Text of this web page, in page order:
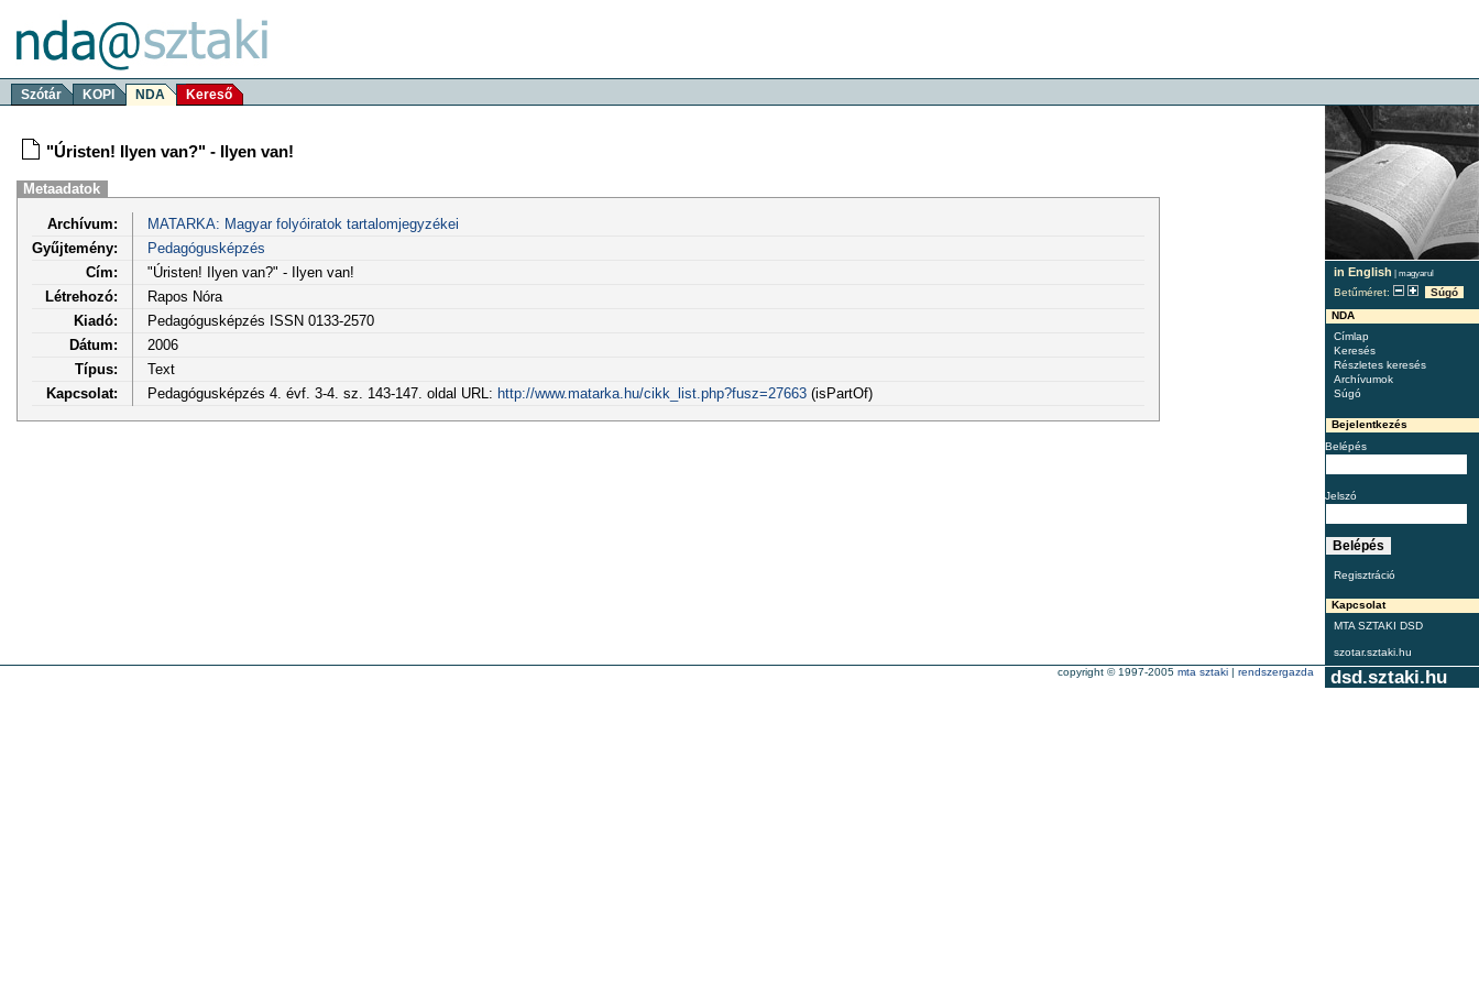
Szótár KOPI NDA Kereső
in English | magyarul
Betűméret:
Súgó
NDA
Címlap
Keresés
Részletes keresés
Archívumok
Súgó
Bejelentkezés
Belépés
Jelszó
Regisztráció
Kapcsolat
MTA SZTAKI DSD
szotar.sztaki.hu
"Úristen! Ilyen van?" - Ilyen van!
Metaadatok
Archívum:
MATARKA: Magyar folyóiratok tartalomjegyzékei
Gyűjtemény:
Pedagógusképzés
Cím:
"Úristen! Ilyen van?" - Ilyen van!
Létrehozó:
Rapos Nóra
Kiadó:
Pedagógusképzés ISSN 0133-2570
Dátum:
2006
Típus:
Text
Kapcsolat:
Pedagógusképzés 4. évf. 3-4. sz. 143-147. oldal URL: http://www.matarka.hu/cikk_list.php?fusz=27663(isPartOf)
dsd.sztaki.hu
copyright © 1997-2005 mta sztaki | rendszergazda